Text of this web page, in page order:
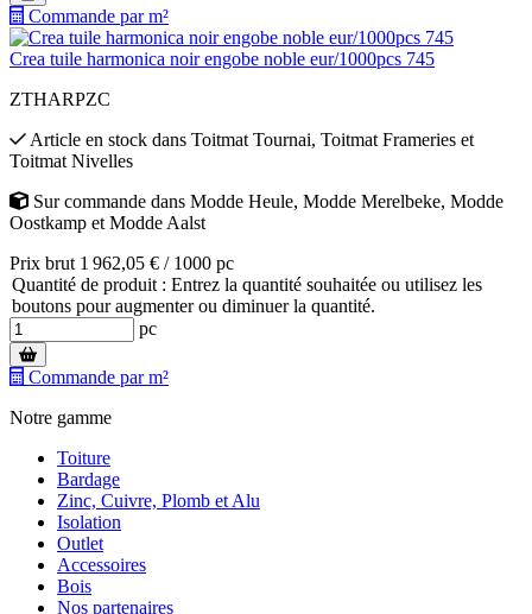
Commande par m²
Crea tuile harmonica noir engobe noble eur/1000pcs 745
ZTHARPZC
Article en stock dans Toitmat Tournai, Toitmat Frameries et
Toitmat Nivelles
Sur commande dans Modde Heule, Modde Merelbeke, Modde
Oostkamp et Modde Aalst
Prix brut 1 962,05 € / 1000 pc
Quantité de produit : Entrez la quantité souhaitée ou utilisez les
boutons pour augmenter ou diminuer la quantité.
pc
Commande par m²
Notre gamme
Toiture
Bardage
Zinc, Cuivre, Plomb et Alu
Isolation
Outlet
Accessoires
Bois
Nos partenaires